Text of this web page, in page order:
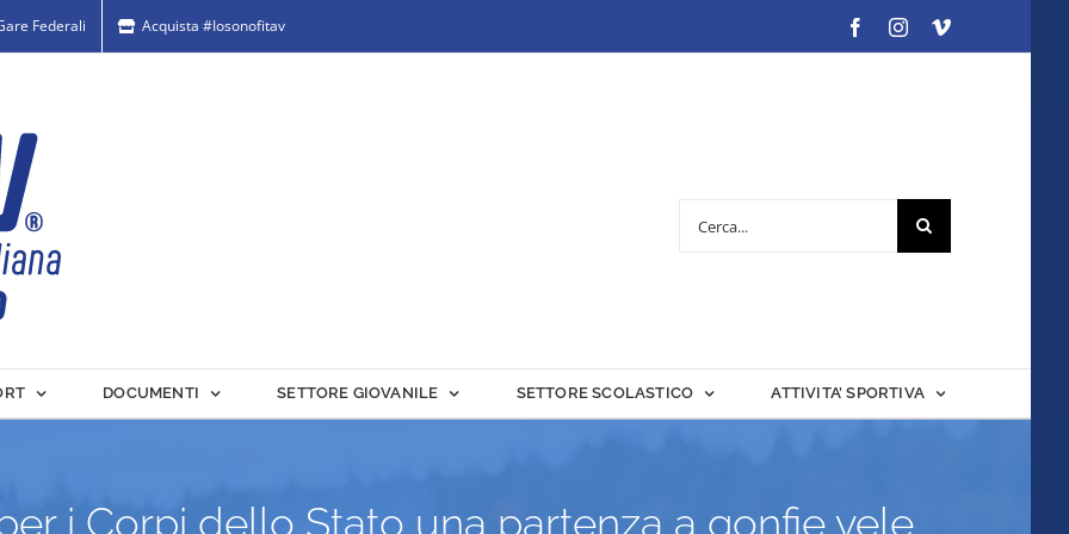
Federali Acquista #Iosonofitav FacebookInstagramVimeo
DOCUMENTI SETTORE GIOVANILE SETTORE SCOLASTICO ATTIVITA’ SPORTIVA
i Corpi dello Stato una partenza a gonfie vele